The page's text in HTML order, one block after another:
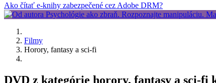
Ako čítať e-knihy zabezpečené cez Adobe DRM?
Filmy
Horory, fantasy a sci-fi
DVD z kategórie horory, fantasy a sci-fi